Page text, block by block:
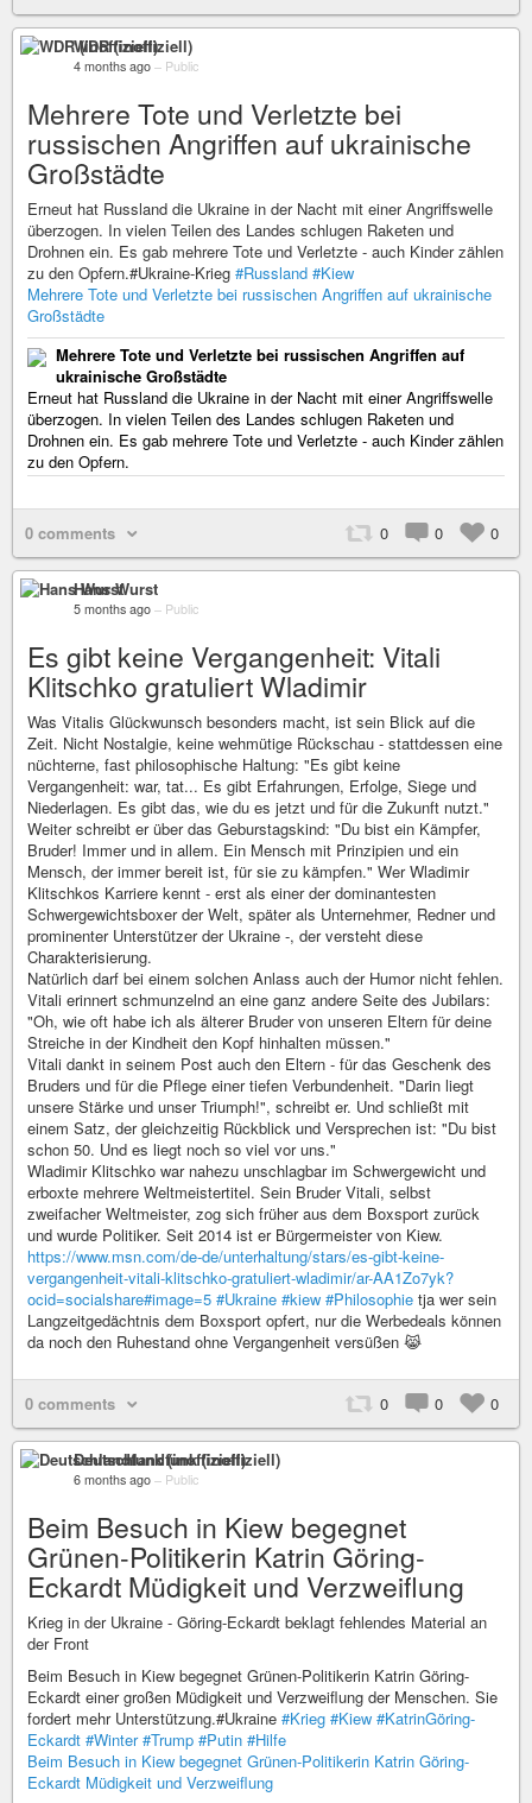
WDR (inoffiziell)
4 months ago – Public
Mehrere Tote und Verletzte bei
russischen Angriffen auf ukrainische
Großstädte
Erneut hat Russland die Ukraine in der Nacht mit einer Angriffswelle
überzogen. In vielen Teilen des Landes schlugen Raketen und
Drohnen ein. Es gab mehrere Tote und Verletzte - auch Kinder zählen
zu den Opfern.#Ukraine-Krieg #Russland #Kiew
Mehrere Tote und Verletzte bei russischen Angriffen auf ukrainische
Großstädte
Mehrere Tote und Verletzte bei russischen Angriffen auf
ukrainische Großstädte
Erneut hat Russland die Ukraine in der Nacht mit einer Angriffswelle
überzogen. In vielen Teilen des Landes schlugen Raketen und
Drohnen ein. Es gab mehrere Tote und Verletzte - auch Kinder zählen
zu den Opfern.
0 comments 0 0 0
Hans Wurst
5 months ago – Public
Es gibt keine Vergangenheit: Vitali
Klitschko gratuliert Wladimir
Was Vitalis Glückwunsch besonders macht, ist sein Blick auf die
Zeit. Nicht Nostalgie, keine wehmütige Rückschau - stattdessen eine
nüchterne, fast philosophische Haltung: "Es gibt keine
Vergangenheit: war, tat... Es gibt Erfahrungen, Erfolge, Siege und
Niederlagen. Es gibt das, wie du es jetzt und für die Zukunft nutzt."
Weiter schreibt er über das Geburstagskind: "Du bist ein Kämpfer,
Bruder! Immer und in allem. Ein Mensch mit Prinzipien und ein
Mensch, der immer bereit ist, für sie zu kämpfen." Wer Wladimir
Klitschkos Karriere kennt - erst als einer der dominantesten
Schwergewichtsboxer der Welt, später als Unternehmer, Redner und
prominenter Unterstützer der Ukraine -, der versteht diese
Charakterisierung.
Natürlich darf bei einem solchen Anlass auch der Humor nicht fehlen.
Vitali erinnert schmunzelnd an eine ganz andere Seite des Jubilars:
"Oh, wie oft habe ich als älterer Bruder von unseren Eltern für deine
Streiche in der Kindheit den Kopf hinhalten müssen."
Vitali dankt in seinem Post auch den Eltern - für das Geschenk des
Bruders und für die Pflege einer tiefen Verbundenheit. "Darin liegt
unsere Stärke und unser Triumph!", schreibt er. Und schließt mit
einem Satz, der gleichzeitig Rückblick und Versprechen ist: "Du bist
schon 50. Und es liegt noch so viel vor uns."
Wladimir Klitschko war nahezu unschlagbar im Schwergewicht und
erboxte mehrere Weltmeistertitel. Sein Bruder Vitali, selbst
zweifacher Weltmeister, zog sich früher aus dem Boxsport zurück
und wurde Politiker. Seit 2014 ist er Bürgermeister von Kiew.
https://www.msn.com/de-de/unterhaltung/stars/es-gibt-keine-
vergangenheit-vitali-klitschko-gratuliert-wladimir/ar-AA1Zo7yk?
ocid=socialshare#image=5 #Ukraine #kiew #Philosophie tja wer sein
Langzeitgedächtnis dem Boxsport opfert, nur die Werbedeals können
da noch den Ruhestand ohne Vergangenheit versüßen 😹
0 comments 0 0 0
Deutschlandfunk (inoffiziell)
6 months ago – Public
Beim Besuch in Kiew begegnet
Grünen-Politikerin Katrin Göring-
Eckardt Müdigkeit und Verzweiflung
Krieg in der Ukraine - Göring-Eckardt beklagt fehlendes Material an
der Front
Beim Besuch in Kiew begegnet Grünen-Politikerin Katrin Göring-
Eckardt einer großen Müdigkeit und Verzweiflung der Menschen. Sie
fordert mehr Unterstützung.#Ukraine #Krieg #Kiew #KatrinGöring-
Eckardt #Winter #Trump #Putin #Hilfe
Beim Besuch in Kiew begegnet Grünen-Politikerin Katrin Göring-
Eckardt Müdigkeit und Verzweiflung